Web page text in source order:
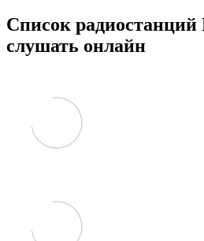
Список
слушать онлайн